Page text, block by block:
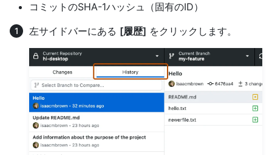
コミットのSHA-1ハッシュ（固有のID）
左サイドバーにある [履歴] をクリックします。